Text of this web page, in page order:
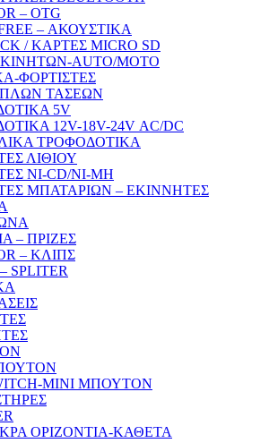
– ΟΤG
– ΑΚΟΥΣΤΙΚΑ
/ ΚΑΡΤΕΣ MICRO SD
AUTO/MOTO
ΦΟΡΤΙΣΤΕΣ
ΤΑΣΕΩΝ
5V
12V-18V-24V ΑC/DC
ΤΡΟΦΟΔΟΤΙΚΑ
ΛΙΘΙΟΥ
NI-CD/NI-MH
ΜΠΑΤΑΡΙΩΝ – ΕΚΙΝΝΗΤΕΣ
– ΠΡΙΖΕΣ
– ΚΛΙΠΣ
SPLITER
MINI ΜΠΟΥΤΟΝ
ΟΡΙΖΟΝΤΙΑ-ΚΑΘΕΤΑ